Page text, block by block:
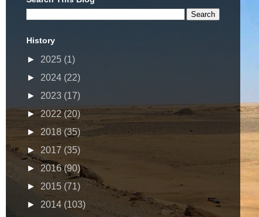
History
► 2025 (1)
► 2024 (22)
► 2023 (17)
► 2022(20)
► 2018 (35)
► 2017 (35)
► 2016(90)
► 2015 (71)
► 2014 (103)